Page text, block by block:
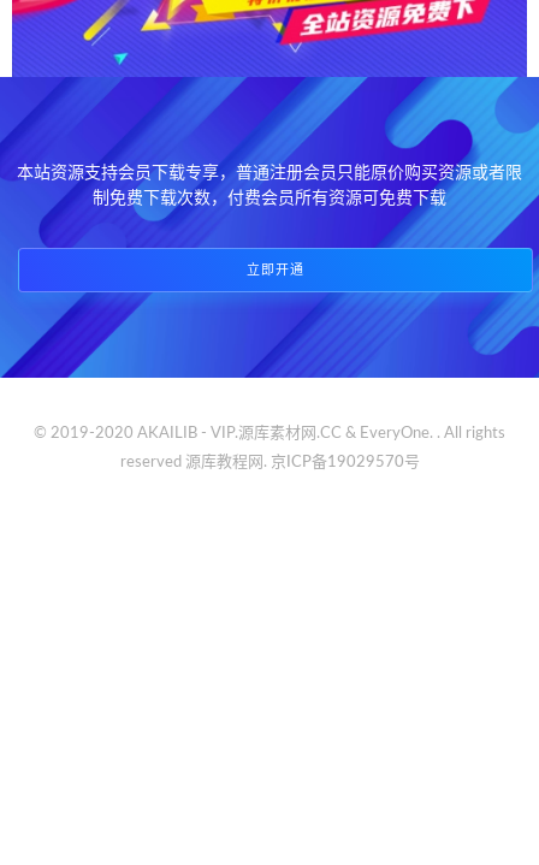
本站资源支持会员下载专享，普通注册会员只能原价购买资源或者限
制免费下载次数，付费会员所有资源可免费下载
立即开通
© 2019-2020 AKAILIB - VIP.源库素材网.CC & EveryOne. . All rights
reserved 源库教程网. 京ICP备19029570号